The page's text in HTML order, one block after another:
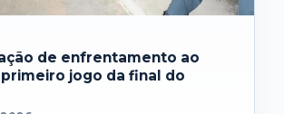
de enfrentamento ao
jogo da final do